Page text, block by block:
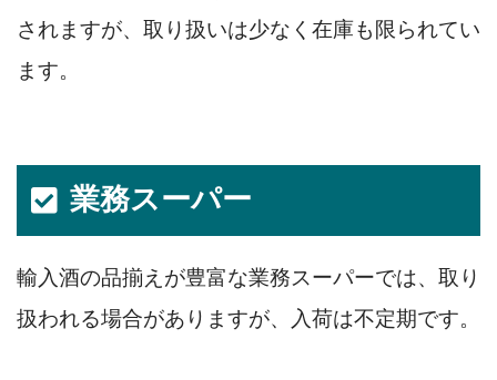
されますが、取り扱いは少なく在庫も限られてい
ます。
業務スーパー
輸入酒の品揃えが豊富な業務スーパーでは、取り
扱われる場合がありますが、入荷は不定期です。